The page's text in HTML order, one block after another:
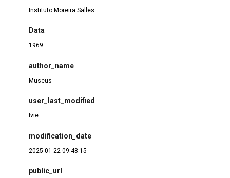
Instituto Moreira Salles
Data
1969
author_name
Museus
user_last_modified
Ivie
modification_date
2025-01-22 09:48:15
public_url